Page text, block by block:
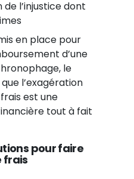
l’injustice dont
en place pour
d’une
le
l’exagération
est une
tout à fait
pour faire
frais